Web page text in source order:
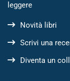
leggere
Novità libri
Scrivi una
Diventa un